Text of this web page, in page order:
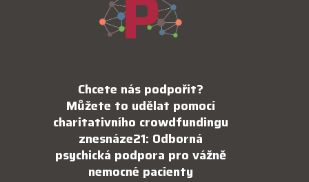
Chcete nás podpořit?
Můžete to udělat pomocí
charitativního crowdfundingu
znesnáze21: Odborná
psychická podpora pro vážně
nemocné pacienty